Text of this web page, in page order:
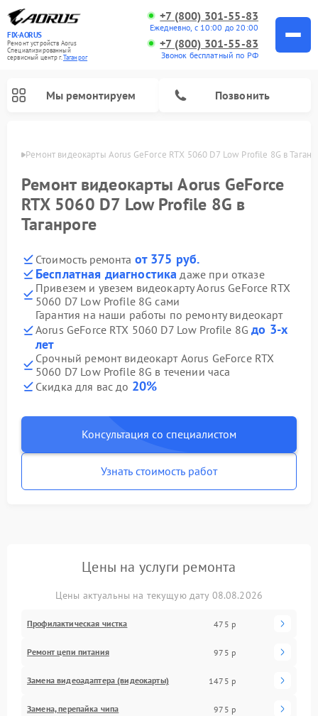
FIX-AORUS
Ремонт устройств Aorus
Специализированный
cервисный центр г.Таганрог
+7 (800) 301-55-83
Ежедневно, с 10:00 до 20:00
+7 (800) 301-55-83
Звонок бесплатный по РФ
Мы ремонтируем Позвонить
Ремонт видеокарты Aorus GeForce RTX 5060 D7 Low Profile 8G в
Ремонт видеокарты Aorus GeForce
RTX 5060 D7 Low Profile 8G в
Таганроге
Стоимость ремонта от 375 руб.
Бесплатная диагностика даже при отказе
Привезем и увезем видеокарту Aorus GeForce RTX
5060 D7 Low Profile 8G сами
Гарантия на наши работы по ремонту видеокарт
Aorus GeForce RTX 5060 D7 Low Profile 8Gдо 3-х
лет
Срочный ремонт видеокарт Aorus GeForce RTX
5060 D7 Low Profile 8G в течении часа
Скидка для вас до 20%
Консультация со специалистом
Узнать стоимость работ
Цены на услуги ремонта
Цены актуальны на текущую дату 08.08.2026
Профилактическая чистка 475 р
Ремонт цепи питания 975 р
Замена видеоадаптера (видеокарты) 1475 р
Замена, перепайка чипа 975 р